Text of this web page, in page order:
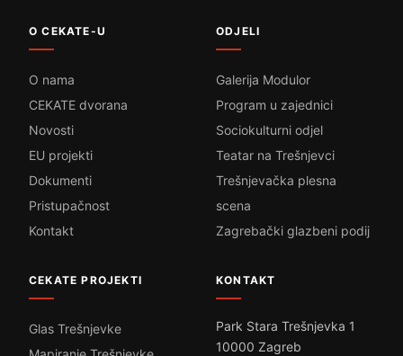
O CEKATE-U
O nama
CEKATE dvorana
Novosti
EU projekti
Dokumenti
Pristupačnost
Kontakt
ODJELI
Galerija Modulor
Program u zajednici
Sociokulturni odjel
Teatar na Trešnjevci
Trešnjevačka plesna
scena
Zagrebački glazbeni podij
CEKATE PROJEKTI
Glas Trešnjevke
KONTAKT
Park Stara Trešnjevka 1
10000 Zagreb